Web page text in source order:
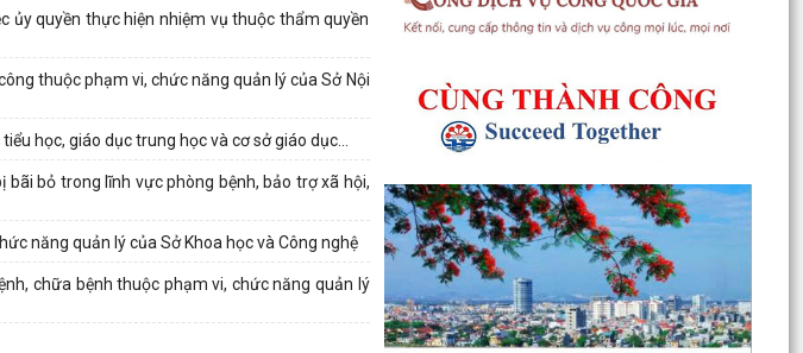
ủy quyền thực hiện nhiệm vụ thuộc thẩm quyền
thuộc phạm vi, chức năng quản lý của Sở Nội
học, giáo dục trung học và cơ sở giáo dục...
bỏ trong lĩnh vực phòng bệnh, bảo trợ xã hội,
năng quản lý của Sở Khoa học và Công nghệ
chữa bệnh thuộc phạm vi, chức năng quản lý
PHƯỜNG DỰ SINH HOẠT CHI BỘ THÁNG 8 TẠI
UBND phường An Biên lập Điều chỉnh cục bộ quy
hoạch phân khu tỷ lệ 1/2.000 quận Lê Chân đến
năm 2040
Thông báo về việc tăng cường bảo đảm trật tự
an toàn giao thông, trật tự đường hè trên địa
bàn...
Thông báo về việc di dời các cơ sở sản xuất, kinh
doanh đang thuê đất, thuê mặt bằng của Công
ty Cổ...